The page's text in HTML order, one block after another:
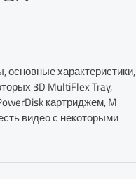
характеристики,
3D MultiFlex Tray,
картриджем, M
видео с некоторыми